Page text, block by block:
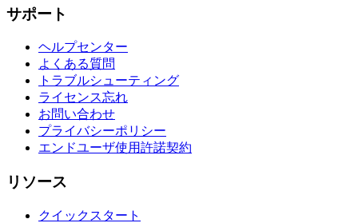
サポート
ヘルプセンター
よくある質問
トラブルシューティング
ライセンス忘れ
お問い合わせ
プライバシーポリシー
エンドユーザ使用許諾契約
リソース
クイックスタート